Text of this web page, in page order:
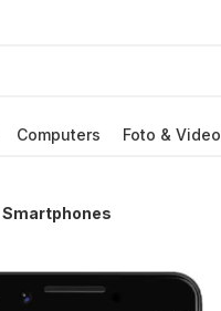
Computers Foto & Video
Smartphones